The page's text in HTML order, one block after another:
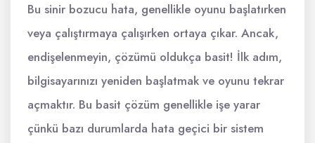
Bu sinir bozucu hata, genellikle oyunu başlatırken
veya çalıştırmaya çalışırken ortaya çıkar. Ancak,
endişelenmeyin, çözümü oldukça basit! İlk adım,
bilgisayarınızı yeniden başlatmak ve oyunu tekrar
açmaktır. Bu basit çözüm genellikle işe yarar
çünkü bazı durumlarda hata geçici bir sistem